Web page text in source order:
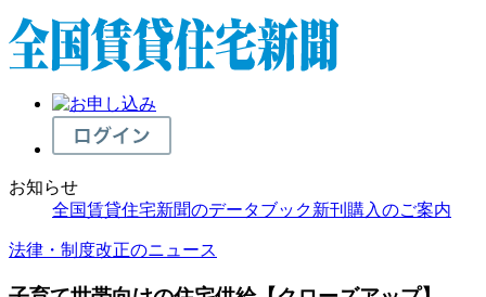
お知らせ
全国賃貸住宅新聞のデータブック新刊購入のご案内
法律・制度改正のニュース